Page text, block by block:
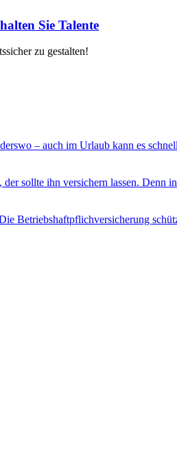
Sie Talente
zu gestalten!
– auch im Urlaub kann es
sollte ihn versichern lassen. Denn
Betriebshaftpflichversicherung